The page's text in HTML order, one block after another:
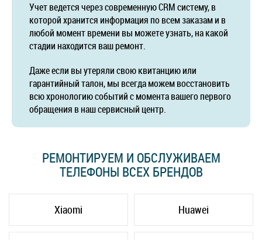
Учет ведется через современную CRM систему, в
которой хранится информация по всем заказам и в
любой момент времени вы можете узнать, на какой
стадии находится ваш ремонт.
Даже если вы утеряли свою квитанцию или
гарантийный талон, мы всегда можем восстановить
всю хронологию событий с момента вашего первого
обращения в наш сервисный центр.
РЕМОНТИРУЕМ И ОБСЛУЖИВАЕМ
ТЕЛЕФОНЫ ВСЕХ БРЕНДОВ
Xiaomi Huawei